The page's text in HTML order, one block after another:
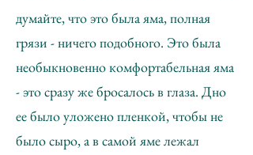
думайте, что это была яма, полная
грязи - ничего подобного. Это была
необыкновенно комфортабельная яма
- это сразу же бросалось в глаза. Дно
ее было уложено пленкой, чтобы не
было сыро, а в самой яме лежал